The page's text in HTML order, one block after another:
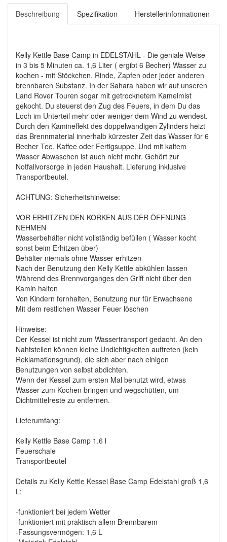
Beschreibung Spezifikation Herstellerinformationen
Kelly Kettle Base Camp in EDELSTAHL - Die geniale Weise
in 3 bis 5 Minuten ca. 1,6 Liter ( ergibt 6 Becher) Wasser zu
kochen - mit Stöckchen, Rinde, Zapfen oder jeder anderen
brennbaren Substanz. In der Sahara haben wir auf unseren
Land Rover Touren sogar mit getrocknetem Kamelmist
gekocht. Du steuerst den Zug des Feuers, in dem Du das
Loch im Unterteil mehr oder weniger dem Wind zu wendest.
Durch den Kamineffekt des doppelwandigen Zylinders heizt
das Brennmaterial innerhalb kürzester Zeit das Wasser für 6
Becher Tee, Kaffee oder Fertigsuppe. Und mit kaltem
Wasser Abwaschen ist auch nicht mehr. Gehört zur
Notfallvorsorge in jeden Haushalt. Lieferung inklusive
Transportbeutel.
ACHTUNG: Sicherheitshinweise:
VOR ERHITZEN DEN KORKEN AUS DER ÖFFNUNG
NEHMEN
Wasserbehälter nicht vollständig befüllen ( Wasser kocht
sonst beim Erhitzen über)
Behälter niemals ohne Wasser erhitzen
Nach der Benutzung den Kelly Kettle abkühlen lassen
Während des Brennvorganges den Griff nicht über den
Kamin halten
Von Kindern fernhalten, Benutzung nur für Erwachsene
Mit dem restlichen Wasser Feuer löschen
Hinweise:
Der Kessel ist nicht zum Wassertransport gedacht. An den
Nahtstellen können kleine Undichtigkeiten auftreten (kein
Reklamationsgrund), die sich aber nach einigen
Benutzungen von selbst abdichten.
Wenn der Kessel zum ersten Mal benutzt wird, etwas
Wasser zum Kochen bringen und wegschütten, um
Dichtmittelreste zu entfernen.
Lieferumfang:
Kelly Kettle Base Camp 1.6 l
Feuerschale
Transportbeutel
Details zu Kelly Kettle Kessel Base Camp Edelstahl groß 1,6
L:
-funktioniert bei jedem Wetter
-funktioniert mit praktisch allem Brennbarem
-Fassungsvermögen: 1,6 L